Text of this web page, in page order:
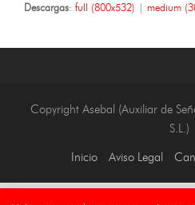
Descargas: full (800x532) | medium
Copyright Asebal (Auxiliar de
S.L.)
Inicio
Aviso Legal